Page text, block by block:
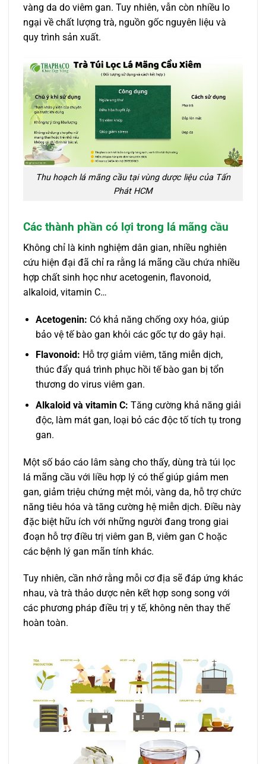
vàng da do viêm gan. Tuy nhiên, vẫn còn nhiều lo
ngại về chất lượng trà, nguồn gốc nguyên liệu và
quy trình sản xuất.
Thu hoạch lá mãng cầu tại vùng dược liệu của Tấn
Phát HCM
Các thành phần có lợi trong lá mãng cầu
Không chỉ là kinh nghiệm dân gian, nhiều nghiên
cứu hiện đại đã chỉ ra rằng lá mãng cầu chứa nhiều
hợp chất sinh học như acetogenin, flavonoid,
alkaloid, vitamin C…
Acetogenin: Có khả năng chống oxy hóa, giúp
bảo vệ tế bào gan khỏi các gốc tự do gây hại.
Flavonoid: Hỗ trợ giảm viêm, tăng miễn dịch,
thúc đẩy quá trình phục hồi tế bào gan bị tổn
thương do virus viêm gan.
Alkaloid và vitamin C: Tăng cường khả năng giải
độc, làm mát gan, loại bỏ các độc tố tích tụ trong
gan.
Một số báo cáo lâm sàng cho thấy, dùng trà túi lọc
lá mãng cầu với liều hợp lý có thể giúp giảm men
gan, giảm triệu chứng mệt mỏi, vàng da, hỗ trợ chức
năng tiêu hóa và tăng cường hệ miễn dịch. Điều này
đặc biệt hữu ích với những người đang trong giai
đoạn hỗ trợ điều trị viêm gan B, viêm gan C hoặc
các bệnh lý gan mãn tính khác.
Tuy nhiên, cần nhớ rằng mỗi cơ địa sẽ đáp ứng khác
nhau, và trà thảo dược nên kết hợp song song với
các phương pháp điều trị y tế, không nên thay thế
hoàn toàn.